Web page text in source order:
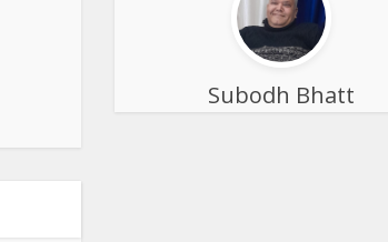
Subodh Bhatt